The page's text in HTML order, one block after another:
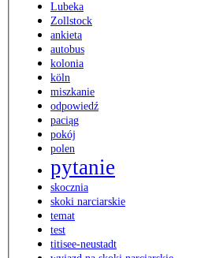
Lubeka
Zollstock
ankieta
autobus
kolonia
köln
miszkanie
odpowiedź
paciąg
pokój
polen
pytanie
skocznia
skoki narciarskie
temat
test
titisee-neustadt